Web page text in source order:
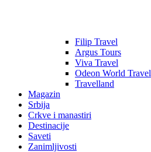
Filip Travel
Argus Tours
Viva Travel
Odeon World Travel
Travelland
Magazin
Srbija
Crkve i manastiri
Destinacije
Saveti
Zanimljivosti